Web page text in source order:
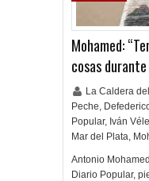
Mohamed:
cosas
La Caldera
Peche,
Popular, Iván
Mar del Plata,
Antonio
Diario Popular,